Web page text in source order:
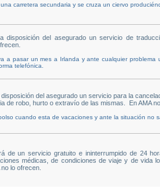
carretera secundaria y se cruza un ciervo
disposición del asegurado un servicio de
a pasar un mes a Irlanda y ante cualquier
telefónica.
del asegurado un servicio para la
de robo, hurto o extravío de las mismas. En AMA
cuando esta de vacaciones y ante la situación
de un servicio gratuito e ininterrumpido de 24
médicas, de condiciones de viaje y de vida
lo ofrecen.